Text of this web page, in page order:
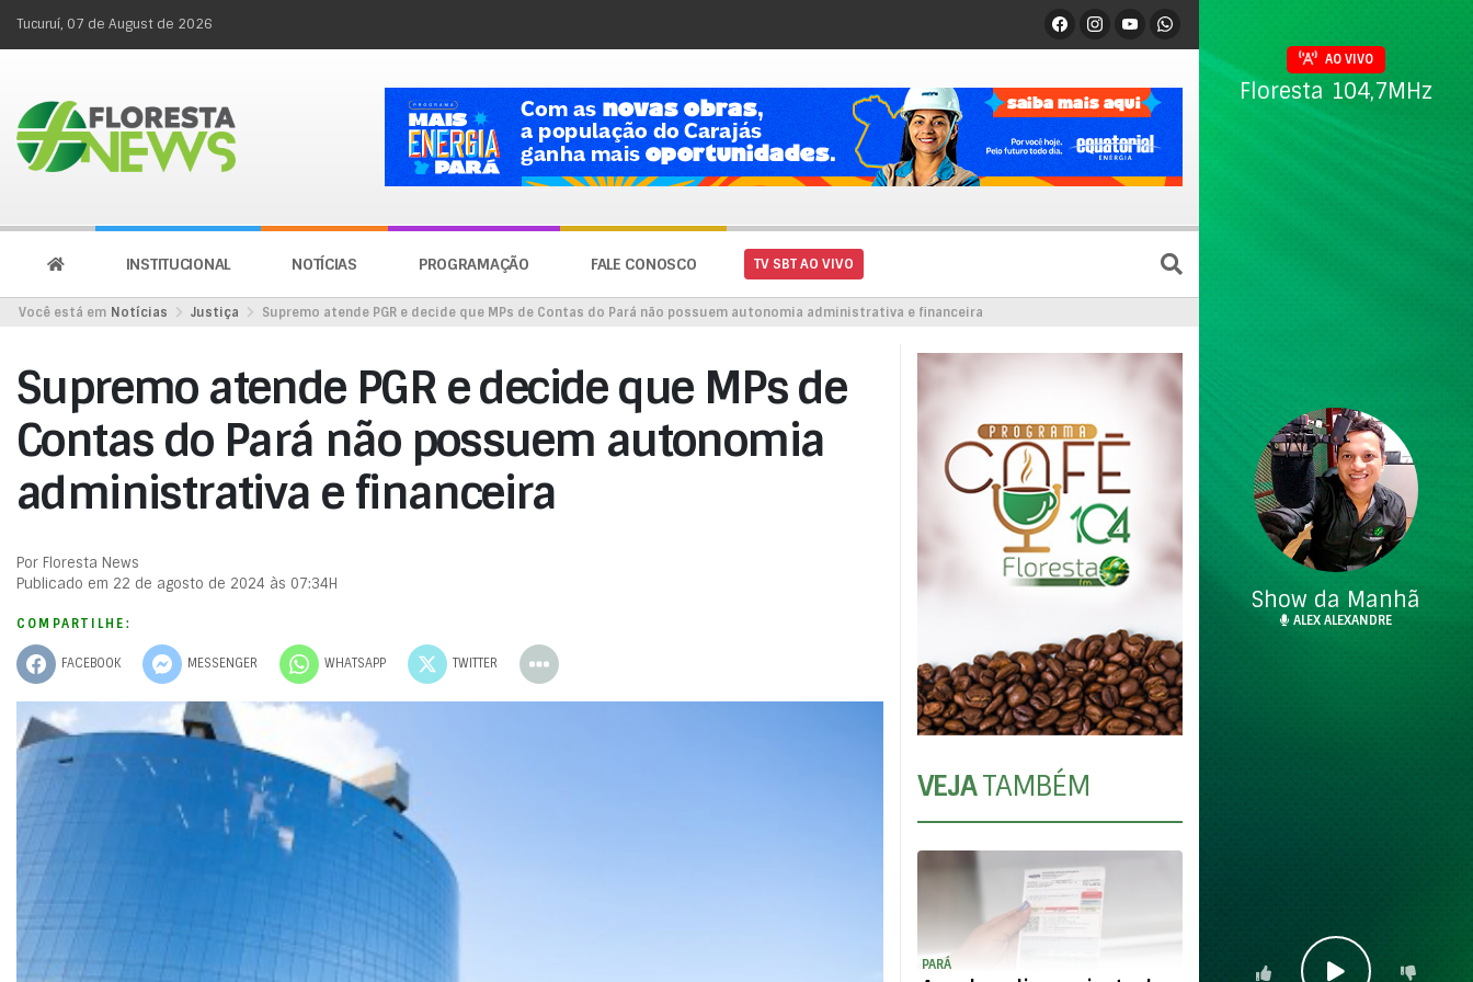
Tucuruí, 07 de August de 2026
INSTITUCIONAL NOTÍCIAS PROGRAMAÇÃO FALE CONOSCO TV SBT AO VIVO
Você está em Notícias Justiça Supremo atende PGR e decide que MPs de Contas do Pará não possuem autonomia administrativa e financeira
Supremo atende PGR e decide que MPs de
Contas do Pará não possuem autonomia
administrativa e financeira
Por Floresta News
Publicado em 22 de agosto de 2024 às 07:34H
COMPARTILHE:
FACEBOOK MESSENGER WHATSAPP TWITTER
VEJATAMBÉM
PARÁ
AO VIVO
Floresta 104,7MHz
Show da Manhã
ALEX ALEXANDRE